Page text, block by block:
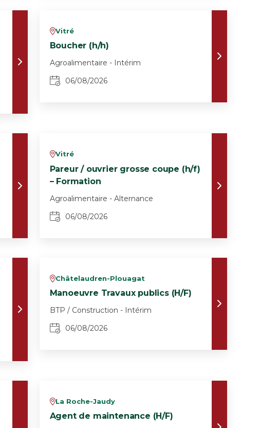
vVitré
Boucher (h/h)
Agroalimentaire - Intérim
06/08/2026
vVitré
Pareur / ouvrier grosse coupe (h/f)
– Formation
Agroalimentaire - Alternance
06/08/2026
vChâtelaudren-Plouagat
Manoeuvre Travaux publics (H/F)
BTP / Construction - Intérim
06/08/2026
vLa Roche-Jaudy
Agent de maintenance (H/F)